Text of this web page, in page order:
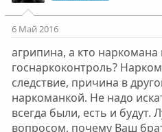
6 Май 2016
агрипина, а кто
госнаркоконтроль?
следствие, причина в
наркоманкой. Не надо
всегда были, есть и будут.
вопросом, почему Ваш